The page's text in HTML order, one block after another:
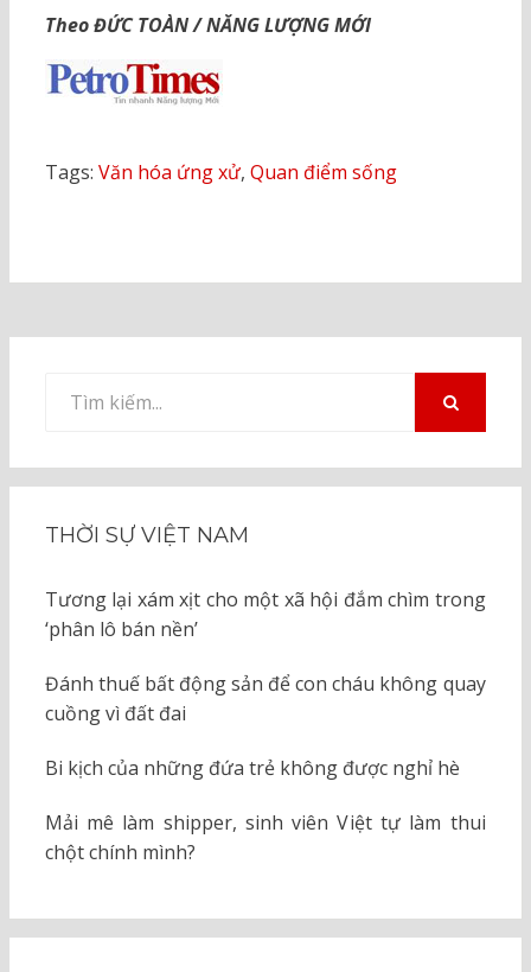
Theo ĐỨC TOÀN / NĂNG LƯỢNG MỚI
Tags: Văn hóa ứng xử, Quan điểm sống
kiếm
THỜI SỰ VIỆT NAM
Tương lại xám xịt cho một xã hội đắm chìm trong
‘phân lô bán nền’
Đánh thuế bất động sản để con cháu không quay
cuồng vì đất đai
Bi kịch của những đứa trẻ không được nghỉ hè
Mải mê làm shipper, sinh viên Việt tự làm thui
chột chính mình?